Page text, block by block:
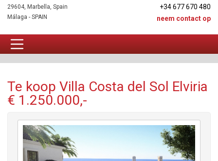
+34 677 670 480
neem contact op
29604, Marbella, Spain
Málaga - SPAIN
Te koop Villa Costa del Sol Elviria
€ 1.250.000,-